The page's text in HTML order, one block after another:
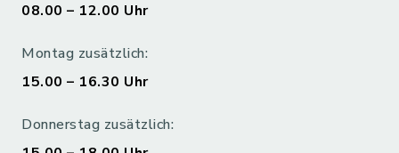
08.00 – 12.00 Uhr
Montag zusätzlich:
15.00 – 16.30 Uhr
Donnerstag zusätzlich: